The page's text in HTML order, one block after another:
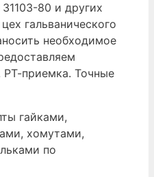
80 и других
гальванического
необходимое
РТ-приемка. Точные
гайками,
хомутами,
по